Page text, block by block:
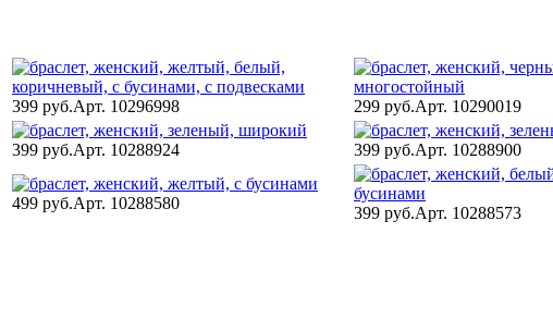
399 руб.Арт. 10296998 299 руб.Арт. 10290019
399 руб.Арт. 10288924 399 руб.Арт. 10288900
499 руб.Арт. 10288580
399 руб.Арт. 10288573